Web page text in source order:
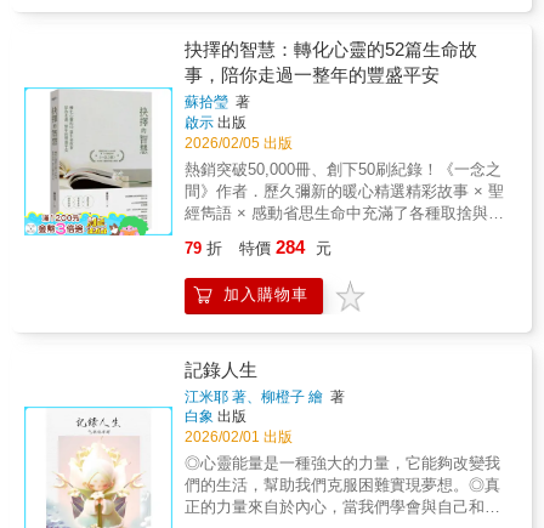
被理解的渴望。「為你好」或許不是惡意，是
康的關係，是願意在想法與感受中，看見彼此
最真實的需要。✓成為自己：最真實的你，恰
好是最美的你有時候，懷疑自己不夠好，其實
是你忘了肯定自己一路走來的付出與努力。命
運早已為你安排了一個足夠完整的模樣，你不
必成為任何人眼中的期待，依然能活出屬於自
己的美好。誠實面對內心真正的聲音，看見情
緒背後沒說出口的心意，才能找回自我覺察的
諮商心理師｜黃之盈諮商心理師、暢銷作家｜
愛自己就是放過自己，不去跟自己較真。．你
一直都是被認可的，一直都是被愛的。那個否
定你的人，只有你自己。．你才是最可能懂你
自己的人，你才是那個「你若懂我，該有多
好」的人，你才是最瞭解自己心底想法、最知
道自己心底真實秘密，最不會欺騙、背叛和離
開自己的人。▍如何察覺他人內心的想法．一
個有修養的人不會有這麼多的看不慣，是因為
他懂得尊重他人和自己的不同。．一個內心充
滿愛的人，必然會帶著愛去理解和尊重別人，
而不是情緒氾濫。．一切以「關懷」為目的的
培養無所畏懼的內在力量，一步步成為更好的
自己。跪著的生活不可恥，重要的是現在跪
著，是為了以後更好地站起來。當生活奪走你
所有的自由，你仍然保有最後一項選擇——選
擇，用什麼樣的態度面對。行動，從來不需要
等到好天氣、好狀態。此時此刻，就是起點；
此時此刻，就是一切。這不是一本空談成功的
勵志書，而是一封寫給正在成長、正在掙扎的
年輕世代的真誠回信。作者李尚龍以親身經歷
與身邊朋友的故事為起點，有人因家庭期待，
情之間，選擇承擔放手的代價；有人只是你我
生命中短暫出現的小角色，卻在低谷裡，默默
撐住了自己的人生。這些故事沒有華麗包裝，
「只是看起來很努力」的生活，其實最危險；
再好的朋友，也經不起你過度的直白；為了合
群而勉強自己，往往是在浪費青春。全書收錄
47篇隨筆與故事，有的讓人會心一笑，有的令
人鼻酸沉默，也有的，在你最迷惘、最撐不住
的時刻，輕輕推你一把，讓你重新站穩腳步。
如果你相信，夢想不只是口號；如果你仍想靠
抉擇的智慧：轉化心靈的52篇生命故
事，陪你走過一整年的豐盛平安
蘇拾瑩 著
啟示 出版
2026/02/05 出版
熱銷突破50,000冊、創下50刷紀錄！《一念之
間》作者．歷久彌新的暖心精選精彩故事 × 聖
經雋語 × 感動省思生命中充滿了各種取捨與承
擇？本書集結從困頓中淬鍊出的智慧與信念，
帶你活出內心篤定、蒙受祝福的人生。------------
-------- ✟ --------------------當迷惘來臨，我們需要
慧。✦最真實的生命共鳴書中故事取材自作者
的自身歷程，以及身邊親友與採訪對象的真實
經驗，這些故事並不誇張，也不遙遠，而是許
多人一生中都可能遇見的掙扎、低谷與重新站
起來的時刻。✦簡短深刻，輕鬆融入生活每篇
10分鐘的閱讀節奏，讓心靈在忙碌的工作或家
務中，獲得片刻的深呼吸。故事搭配精選的
《聖經》金句，更貼心附上英文原文，在滋養
79 折 特價 284 元
加入購物車
記錄人生
江米耶 著、柳橙子 繪 著
白象 出版
2026/02/01 出版
◎心靈能量是一種強大的力量，它能夠改變我
們的生活，幫助我們克服困難實現夢想。◎真
正的力量來自於內心，當我們學會與自己和諧